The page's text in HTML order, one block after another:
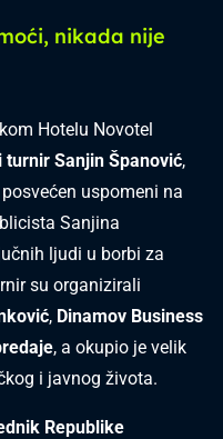
nikada nije
Hotelu Novotel
Sanjin Španović,
uspomeni na
Sanjina
ljudi u borbi za
su organizirali
, Dinamov Business
, a okupio je velik
i javnog života.
Republike